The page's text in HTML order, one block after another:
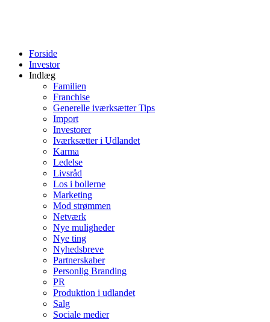
Forside
Investor
Indlæg
Familien
Franchise
Generelle iværksætter Tips
Import
Investorer
Iværksætter i Udlandet
Karma
Ledelse
Livsråd
Los i bollerne
Marketing
Mod strømmen
Netværk
Nye muligheder
Nye ting
Nyhedsbreve
Partnerskaber
Personlig Branding
PR
Produktion i udlandet
Salg
Sociale medier